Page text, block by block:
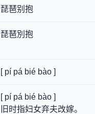
琵琶别抱
琵琶別抱
[ pí pá bié bào ]
[ pí pá bié bào ]
旧时指妇女弃夫改嫁。